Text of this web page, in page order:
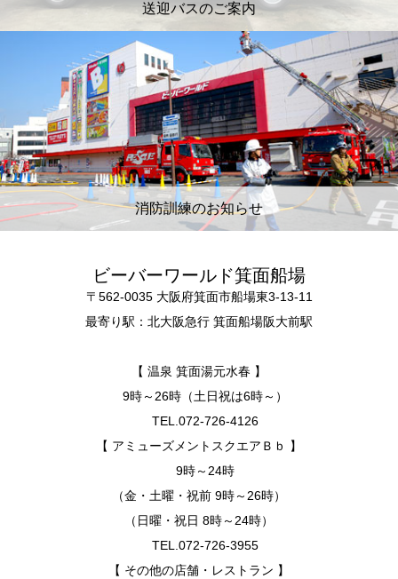
送迎バスのご案内
消防訓練のお知らせ
ビーバーワールド箕面船場
〒562-0035 大阪府箕面市船場東3-13-11
最寄り駅：北大阪急行 箕面船場阪大前駅
【 温泉 箕面湯元水春 】
9時～26時（土日祝は6時～）
TEL.072-726-4126
【 アミューズメントスクエアＢｂ 】
9時～24時
（金・土曜・祝前 9時～26時）
（日曜・祝日 8時～24時）
TEL.072-726-3955
【 その他の店舗・レストラン 】